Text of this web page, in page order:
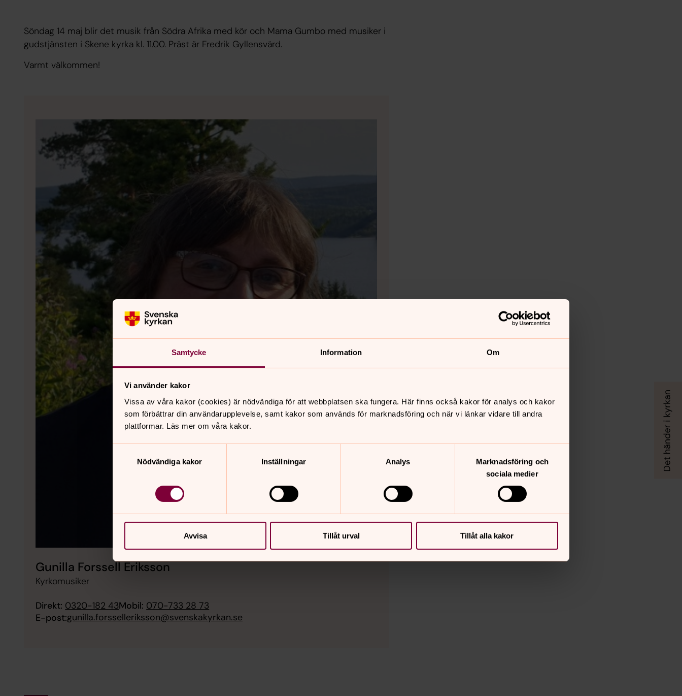
Samtycke Information Om
Vi använder kakor
Vissa av våra kakor (cookies) är nödvändiga för att webbplatsen ska fungera. Här finns också kakor för analys och kakor
som förbättrar din användarupplevelse, samt kakor som används för marknadsföring och när vi länkar vidare till andra
plattformar. Läs mer om våra kakor.
Nödvändiga kakor
Inställningar Analys
Marknadsföring och
sociala medier
Avvisa Tillåt urval Tillåt alla kakor
Söndag 14 maj blir det musik från Södra Afrika med kör och Mama Gumbo med musiker i
gudstjänsten i Skene kyrka kl. 11.00. Präst är Fredrik Gyllensvärd.
Varmt välkommen!
Gunilla Forssell Eriksson
Kyrkomusiker
Direkt: 0320-182 43Mobil: 070-733 28 73
E-post:gunilla.forsselleriksson@svenskakyrkan.se